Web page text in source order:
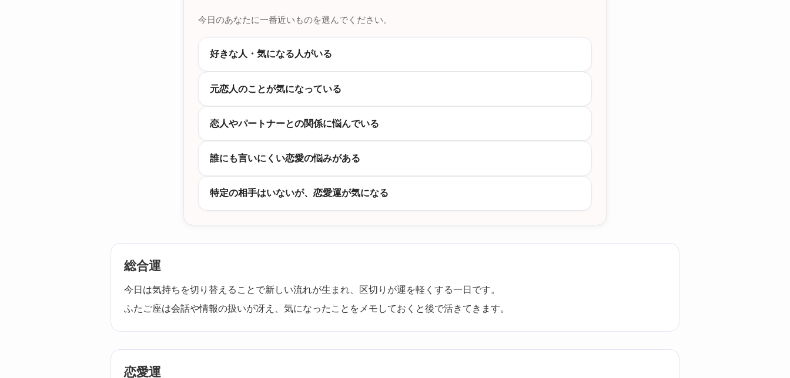
今日のあなたに一番近いものを選んでください。
好きな人・気になる人がいる
元恋人のことが気になっている
恋人やパートナーとの関係に悩んでいる
誰にも言いにくい恋愛の悩みがある
特定の相手はいないが、恋愛運が気になる
総合運
今日は気持ちを切り替えることで新しい流れが生まれ、区切りが運を軽くする一日です。
ふたご座は会話や情報の扱いが冴え、気になったことをメモしておくと後で活きてきます。
恋愛運